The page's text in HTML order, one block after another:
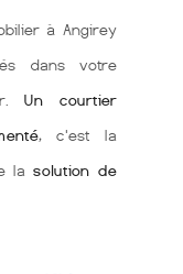
à Angirey
dans votre
Un courtier
, c'est la
la solution de